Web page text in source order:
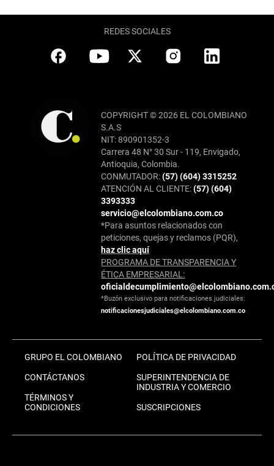
REDES SOCIALES
COPYRIGHT © 2026 EL COLOMBIANO
S.A.S
NIT: 890901352-3
Carrera 48 N° 30 Sur - 119, Envigado,
Antioquia, Colombia.
CONMUTADOR:(57) (604) 3315252
ATENCIÓN AL CLIENTE:(57) (604)
3393333
servicio@elcolombiano.com.co
*Para asuntos relacionados con
peticiones, quejas y reclamos (PQR),
haz clic aquí
PROGRAMA DE TRANSPARENCIA Y
ÉTICA EMPRESARIAL:
*Buzón exclusivo para notificaciones judiciales:
notificacionesjudiciales@elcolombiano.com.co
GRUPO EL COLOMBIANO
CONTÁCTANOS
TÉRMINOS Y
CONDICIONES
POLÍTICA DE PRIVACIDAD
SUPERINTENDENCIA DE
INDUSTRIA Y COMERCIO
SUSCRIPCIONES